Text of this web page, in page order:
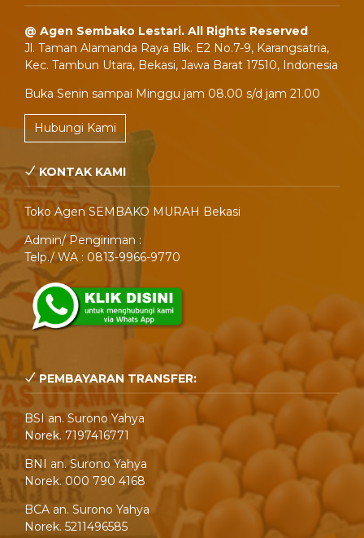
@ Agen Sembako Lestari. All Rights Reserved
Jl. Taman Alamanda Raya Blk. E2 No.7-9, Karangsatria,
Kec. Tambun Utara, Bekasi, Jawa Barat 17510, Indonesia
Buka Senin sampai Minggu jam 08.00 s/d jam 21.00
Hubungi Kami
KONTAK KAMI
Toko Agen SEMBAKO MURAH Bekasi
Admin/ Pengiriman :
Telp./ WA : 0813-9966-9770
PEMBAYARAN TRANSFER:
BSI an. Surono Yahya
Norek. 7197416771
BNI an. Surono Yahya
Norek. 000 790 4168
BCA an. Surono Yahya
Norek. 5211496585